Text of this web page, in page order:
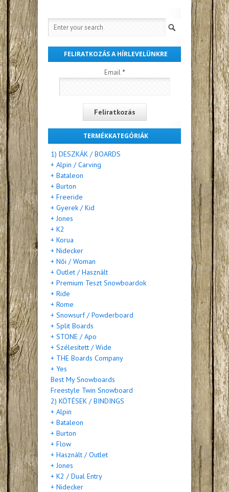
FELIRATKOZÁS A HÍRLEVELÜNKRE
Email *
TERMÉKKATEGÓRIÁK
1) DESZKÁK / BOARDS
+ Alpin / Carving
+ Bataleon
+ Burton
+ Freeride
+ Gyerek / Kid
+ Jones
+ K2
+ Korua
+ Nidecker
+ Női / Woman
+ Outlet / Használt
+ Premium Teszt Snowboardok
+ Ride
+ Rome
+ Snowsurf / Powderboard
+ Split Boards
+ STONE / Apo
+ Szélesített / Wide
+ THE Boards Company
+ Yes
Best My Snowboards
Freestyle Twin Snowboard
2) KÖTÉSEK / BINDINGS
+ Alpin
+ Bataleon
+ Burton
+ Flow
+ Használt / Outlet
+ Jones
+ K2 / Dual Entry
+ Nidecker